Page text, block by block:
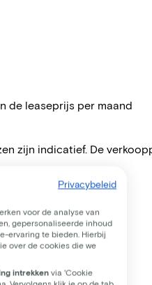
de leaseprijs per maand
zijn indicatief. De
Privacybeleid
voor de analyse van
gepersonaliseerde inhoud
ervaring te bieden. Hierbij
over de cookies die we
intrekken via 'Cookie